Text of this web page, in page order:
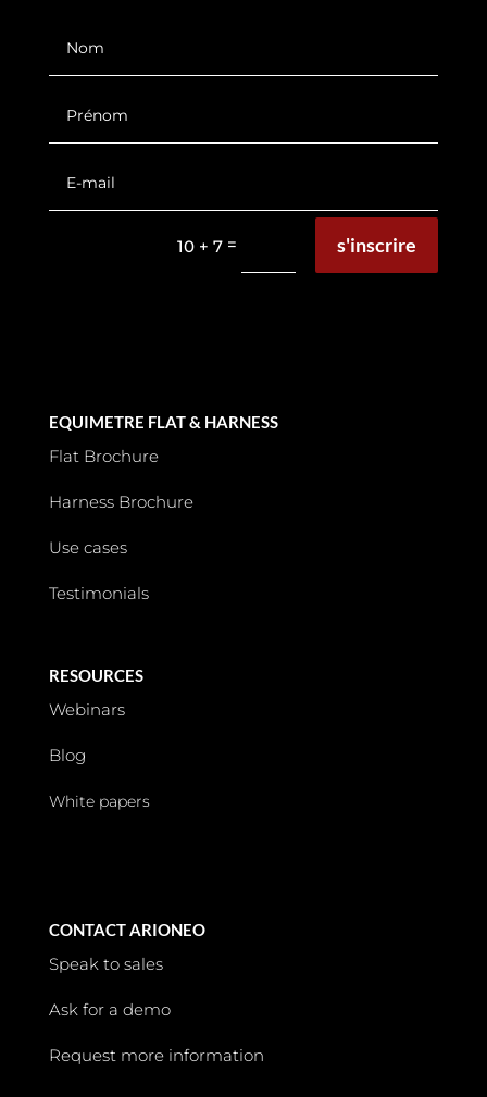
10 + 7 = s'inscrire
EQUIMETRE FLAT & HARNESS
Flat Brochure
Harness Brochure
Use cases
Testimonials
RESOURCES
Webinars
Blog
White papers
CONTACT ARIONEO
Speak to sales
Ask for a demo
Request more information